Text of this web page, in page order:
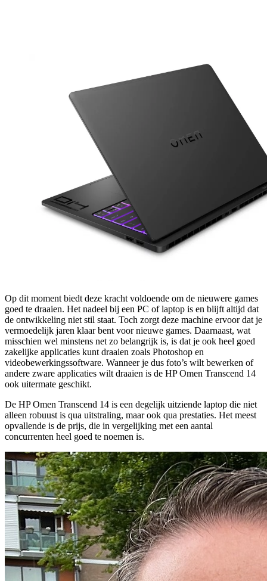
Op dit moment biedt deze kracht voldoende om de nieuwere games
goed te draaien. Het nadeel bij een PC of laptop is en blijft altijd dat
de ontwikkeling niet stil staat. Toch zorgt deze machine ervoor dat je
vermoedelijk jaren klaar bent voor nieuwe games. Daarnaast, wat
misschien wel minstens net zo belangrijk is, is dat je ook heel goed
zakelijke applicaties kunt draaien zoals Photoshop en
videobewerkingssoftware. Wanneer je dus foto’s wilt bewerken of
andere zware applicaties wilt draaien is de HP Omen Transcend 14
ook uitermate geschikt.
De HP Omen Transcend 14 is een degelijk uitziende laptop die niet
alleen robuust is qua uitstraling, maar ook qua prestaties. Het meest
opvallende is de prijs, die in vergelijking met een aantal
concurrenten heel goed te noemen is.